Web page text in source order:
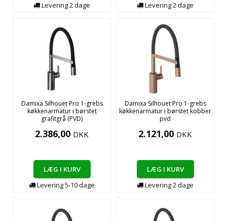
Levering2dage
Levering2dage
Damixa Silhouet Pro 1-grebs
køkkenarmatur i børstet
grafitgrå (PVD)
2.386,00 DKK
LÆG I KURV
Levering5-10dage
Damixa Silhouet Pro 1-grebs
køkkenarmatur i børstet kobber
pvd
2.121,00 DKK
LÆG I KURV
Levering2dage